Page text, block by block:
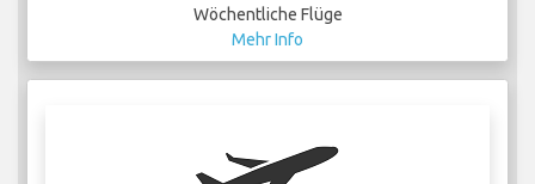
Wöchentliche Flüge
Mehr Info